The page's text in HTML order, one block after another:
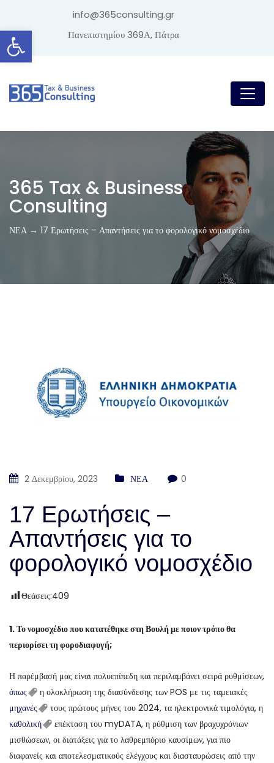
Ανοίξτε τη γραμμή εργαλείων
info@365consulting.gr
Πανεπιστημίου 369Α, Πάτρα
365 Tax & Business
Consulting
ΝΕΑ → 17 Ερωτήσεις – Απαντήσεις για το φορολογικό νομοσχέδιο
2 Δεκεμβρίου, 2023 ΝΕΑ 0
17 Ερωτήσεις –
Απαντήσεις για το
φορολογικό νομοσχέδιο
Θεάσεις:409
1. Το νομοσχέδιο που κατατέθηκε στη Βουλή με ποιον τρόπο θα
περιορίσει τη φοροδιαφυγή;
Η παρέμβασή μας είναι πολυεπίπεδη και περιλαμβάνει σειρά ρυθμίσεων,
όπως
η ολοκλήρωση της διασύνδεσης των POS με τις ταμειακές
μηχανές
τους πρώτους μήνες του 2024, τα ηλεκτρονικά τιμολόγια, η
καθολική
επέκταση του myDATA, η ρύθμιση των βραχυχρόνιων
μισθώσεων, οι διατάξεις για το λαθρεμπόριο καυσίμων, για πιο
διαφανείς και αποτελεσματικούς ελέγχους και διασταυρώσεις από την